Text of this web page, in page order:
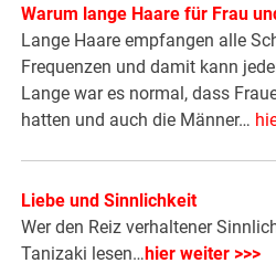
Warum lange Haare für Frau
Lange Haare empfangen alle
Frequenzen und damit kann
Lange war es normal, dass
hatten und auch die Männer…
Liebe und Sinnlichkeit
Wer den Reiz verhaltener
Tanizaki lesen… hier weiter >>>